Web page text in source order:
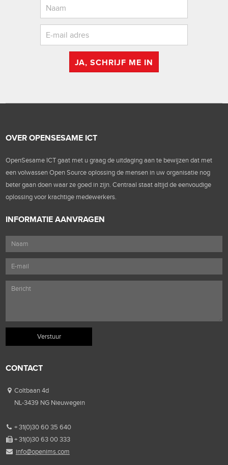
JA, SCHRIJF ME IN
OVER OPENSESAME ICT
OpenSesame ICT gaat met u graag de uitdaging aan te bewijzen dat met
een volwassen Open Source oplossing de mensen in uw organisatie nog
beter gaan doen waar ze goed in zijn. Centraal staat altijd de eenvoudige
oplossing voor krachtige medewerkers.
INFORMATIE AANVRAGEN
CONTACT
Coltbaan 4d
NL-3439 NG Nieuwegein
+ 31(0)30 60 35 640
+ 31(0)30 63 00 333
info@openims.com